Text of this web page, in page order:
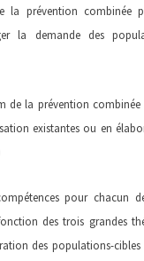
la prévention combinée
la demande des
la prévention combinée
existantes ou en
pour chacun
des trois grandes
des populations-